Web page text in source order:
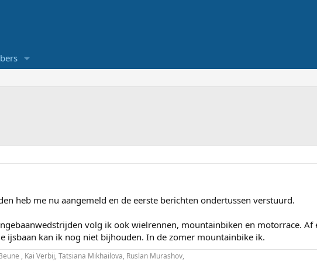
heb me nu aangemeld en de eerste berichten ondertussen verstuurd.
volg ik ook wielrennen, mountainbiken en motorrace. Af
ijsbaan kan ik nog niet bijhouden. In de zomer mountainbike ik.
, Kai Verbij, Tatsiana Mikhailova, Ruslan Murashov,